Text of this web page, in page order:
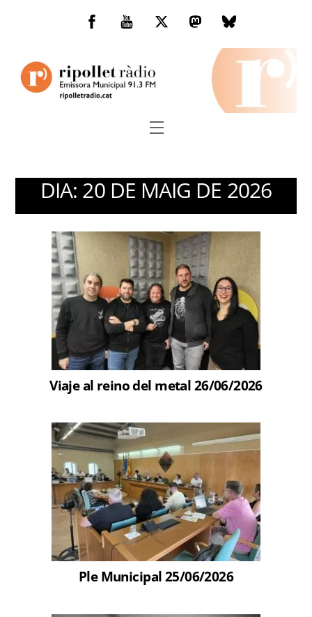
Facebook
You
TwitterMastodonBluesky
Menu
DIA: 20 DE MAIG DE 2026
Viaje al reino del metal 26/06/2026
Ple Municipal 25/06/2026